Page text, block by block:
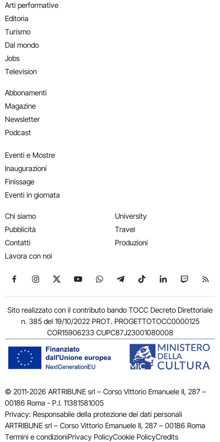
Arti performative
Editoria
Turismo
Dal mondo
Jobs
Television
Abbonamenti
Magazine
Newsletter
Podcast
Eventi e Mostre
Inaugurazioni
Finissage
Eventi in giornata
Chi siamo
Pubblicità
Contatti
Lavora con noi
University
Travel
Produzioni
Seguici su Facebook
Seguici su Instagram
Seguici su X
Seguici su YouTube
Seguici su WhatsApp
Seguici su Telegram
Seguici su TikTok
Seguici su
Seguici
Sito realizzato con il contributo bando TOCC Decreto Direttoriale
n. 385 del 19/10/2022 PROT. PROGETTOTOCC0000125
COR15906233 CUPC87J23001080008
© 2011-2026 ARTRIBUNE srl – Corso Vittorio Emanuele II, 287 –
00186 Roma - P.I. 11381581005
Privacy: Responsabile della protezione dei dati personali
ARTRIBUNE srl – Corso Vittorio Emanuele II, 287 – 00186 Roma
Termini e condizioniPrivacy PolicyCookie PolicyCredits